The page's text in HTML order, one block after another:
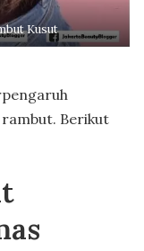
Kusut
Berikut